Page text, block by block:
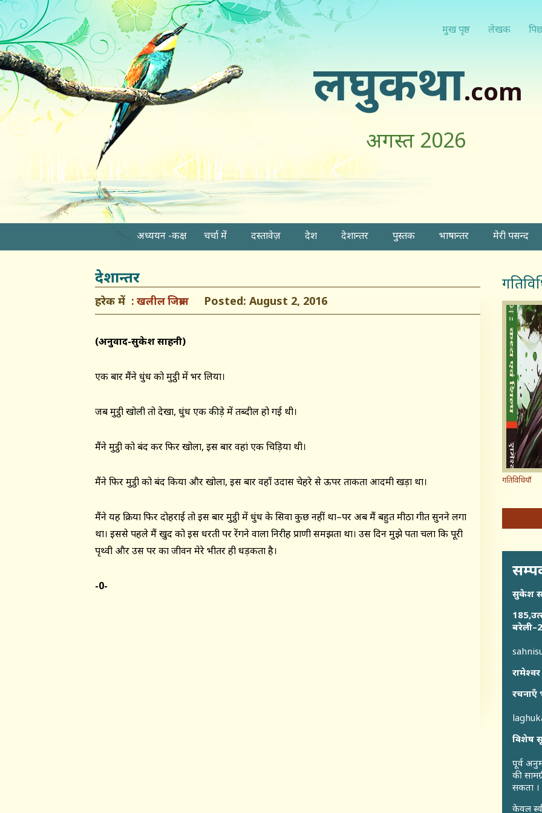
मुख पृष्ठ लेखक
लघुकथा.com
अगस्त 2026
अध्ययन -कक्ष चर्चा में दस्तावेज़ देश देशान्तर पुस्तक भाषान्तर मेरी पसन्द
देशान्तर
हरेक में खलील जिब्रान Posted: August 2, 2016
(अनुवाद-सुकेश साहनी)
एक बार मैंने धुंध को मुट्ठी में भर लिया।
जब मुट्ठी खोली तो देखा, धुंध एक कीड़े में तब्दील हो गई थी।
मैंने मुट्ठी को बंद कर फिर खोला, इस बार वहां एक चिड़िया थी।
मैंने फिर मुट्ठी को बंद किया और खोला, इस बार वहाँ उदास चेहरे से ऊपर ताकता आदमी खड़ा था।
मैंने यह क्रिया फिर दोहराई तो इस बार मुट्ठी में धुंध के सिवा कुछ नहीं था–पर अब मैं बहुत मीठा गीत सुनने लगा
था। इससे पहले मैं खुद को इस धरती पर रेंगने वाला निरीह प्राणी समझता था। उस दिन मुझे पता चला कि पूरी
पृथ्वी और उस पर का जीवन मेरे भीतर ही धड़कता है।
-0-
गतिविधियाँ
सुकेश
विशेष
पूर्व
की
सकता ।
केवल